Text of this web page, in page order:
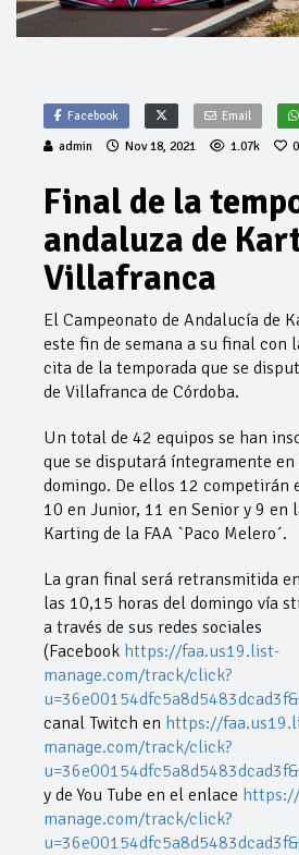
Facebook Email
admin Nov 18, 2021 1.07k 0
Final de la
andaluza de
Villafranca
El Campeonato de Andalucía de
este fin de semana a su final con
cita de la temporada que se
de Villafranca de Córdoba.
Un total de 42 equipos se han
que se disputará íntegramente
domingo. De ellos 12 competirán
10 en Junior, 11 en Senior y 9 en
Karting de la FAA `Paco Melero´.
La gran final será retransmitida
las 10,15 horas del domingo vía
a través de sus redes sociales
(Facebook https://faa.us19.list-
manage.com/track/click?
canal Twitch en https://
manage.com/track/click?
y de You Tube en el enlace
manage.com/track/click?